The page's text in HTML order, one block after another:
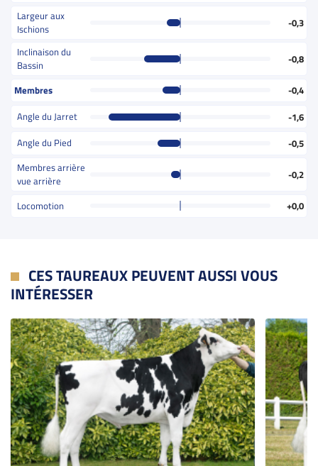
Largeur aux
Ischions
-0,3
Inclinaison du
Bassin
-0,8
Membres
-0,4
Angle du Jarret
-1,6
Angle du Pied
-0,5
Membres arrière
vue arrière
-0,2
Locomotion +0,0
CES TAUREAUX PEUVENT AUSSI VOUS
INTÉRESSER